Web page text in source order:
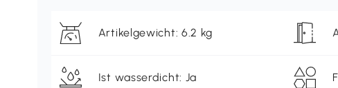
Artikelgewicht: 6.2 kg
Ist wasserdicht: Ja